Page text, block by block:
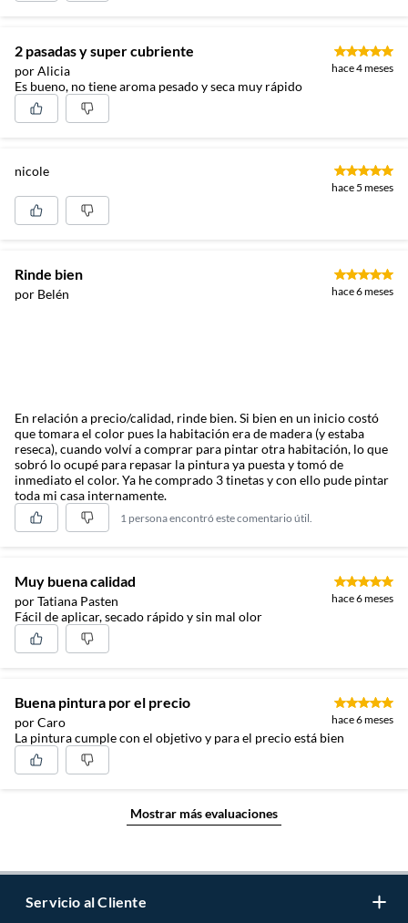
2 pasadas y super cubriente
por Alicia hace 4 meses
Es bueno, no tiene aroma pesado y seca muy rápido
nicole
hace 5 meses
Rinde bien
por Belén hace 6 meses
En relación a precio/calidad, rinde bien. Si bien en un inicio costó
que tomara el color pues la habitación era de madera (y estaba
reseca), cuando volví a comprar para pintar otra habitación, lo que
sobró lo ocupé para repasar la pintura ya puesta y tomó de
inmediato el color. Ya he comprado 3 tinetas y con ello pude pintar
toda mi casa internamente.
1 persona encontró este comentario útil.
Muy buena calidad
por Tatiana Pasten hace 6 meses
Fácil de aplicar, secado rápido y sin mal olor
Buena pintura por el precio
por Caro hace 6 meses
La pintura cumple con el objetivo y para el precio está bien
Mostrar más evaluaciones
Servicio al Cliente